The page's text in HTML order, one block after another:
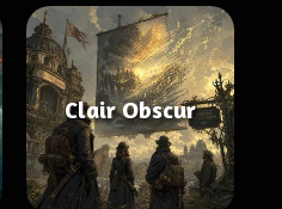
Clair Obscur